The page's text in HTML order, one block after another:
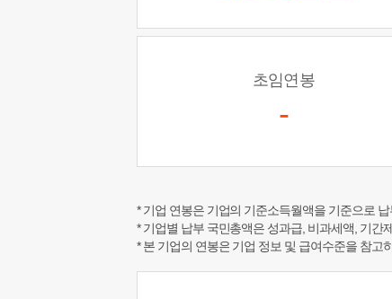
초임연봉
-
* 기업 연봉은 기업의 기준소득월액을 기준으로
* 기업별 납부 국민총액은 성과급, 비과세액, 기간
* 본 기업의 연봉은 기업 정보 및 급여수준을 참고